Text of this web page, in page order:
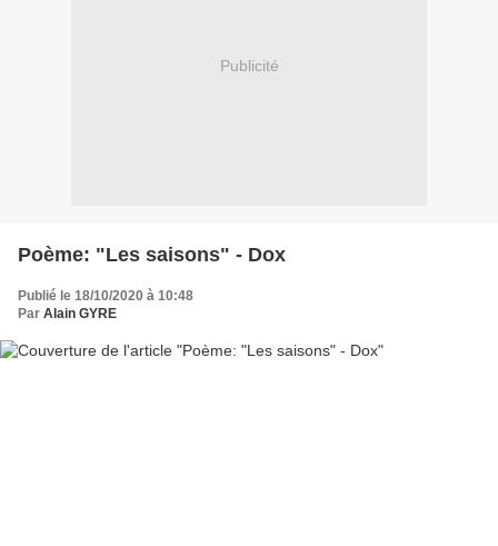
Publicité
Poème: "Les saisons" - Dox
Publié le 18/10/2020 à 10:48
Par Alain GYRE